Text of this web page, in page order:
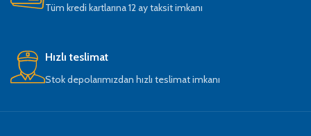
Tüm kredi kartlarına 12 ay taksit imkanı
Hızlı teslimat
Stok depolarımızdan hızlı teslimat imkanı